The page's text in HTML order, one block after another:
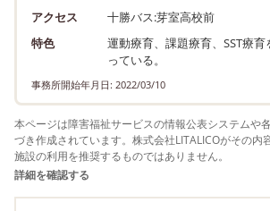
アクセス
十勝バス:芽室高校前
特色
運動療育、課題療育、SST療
っている。
事務所開始年月日: 2022/03/10
本ページは障害福祉サービスの情報公表システムや
づき作成されています。株式会社LITALICOがその内
施設の利用を推奨するものではありません。
詳細を確認する